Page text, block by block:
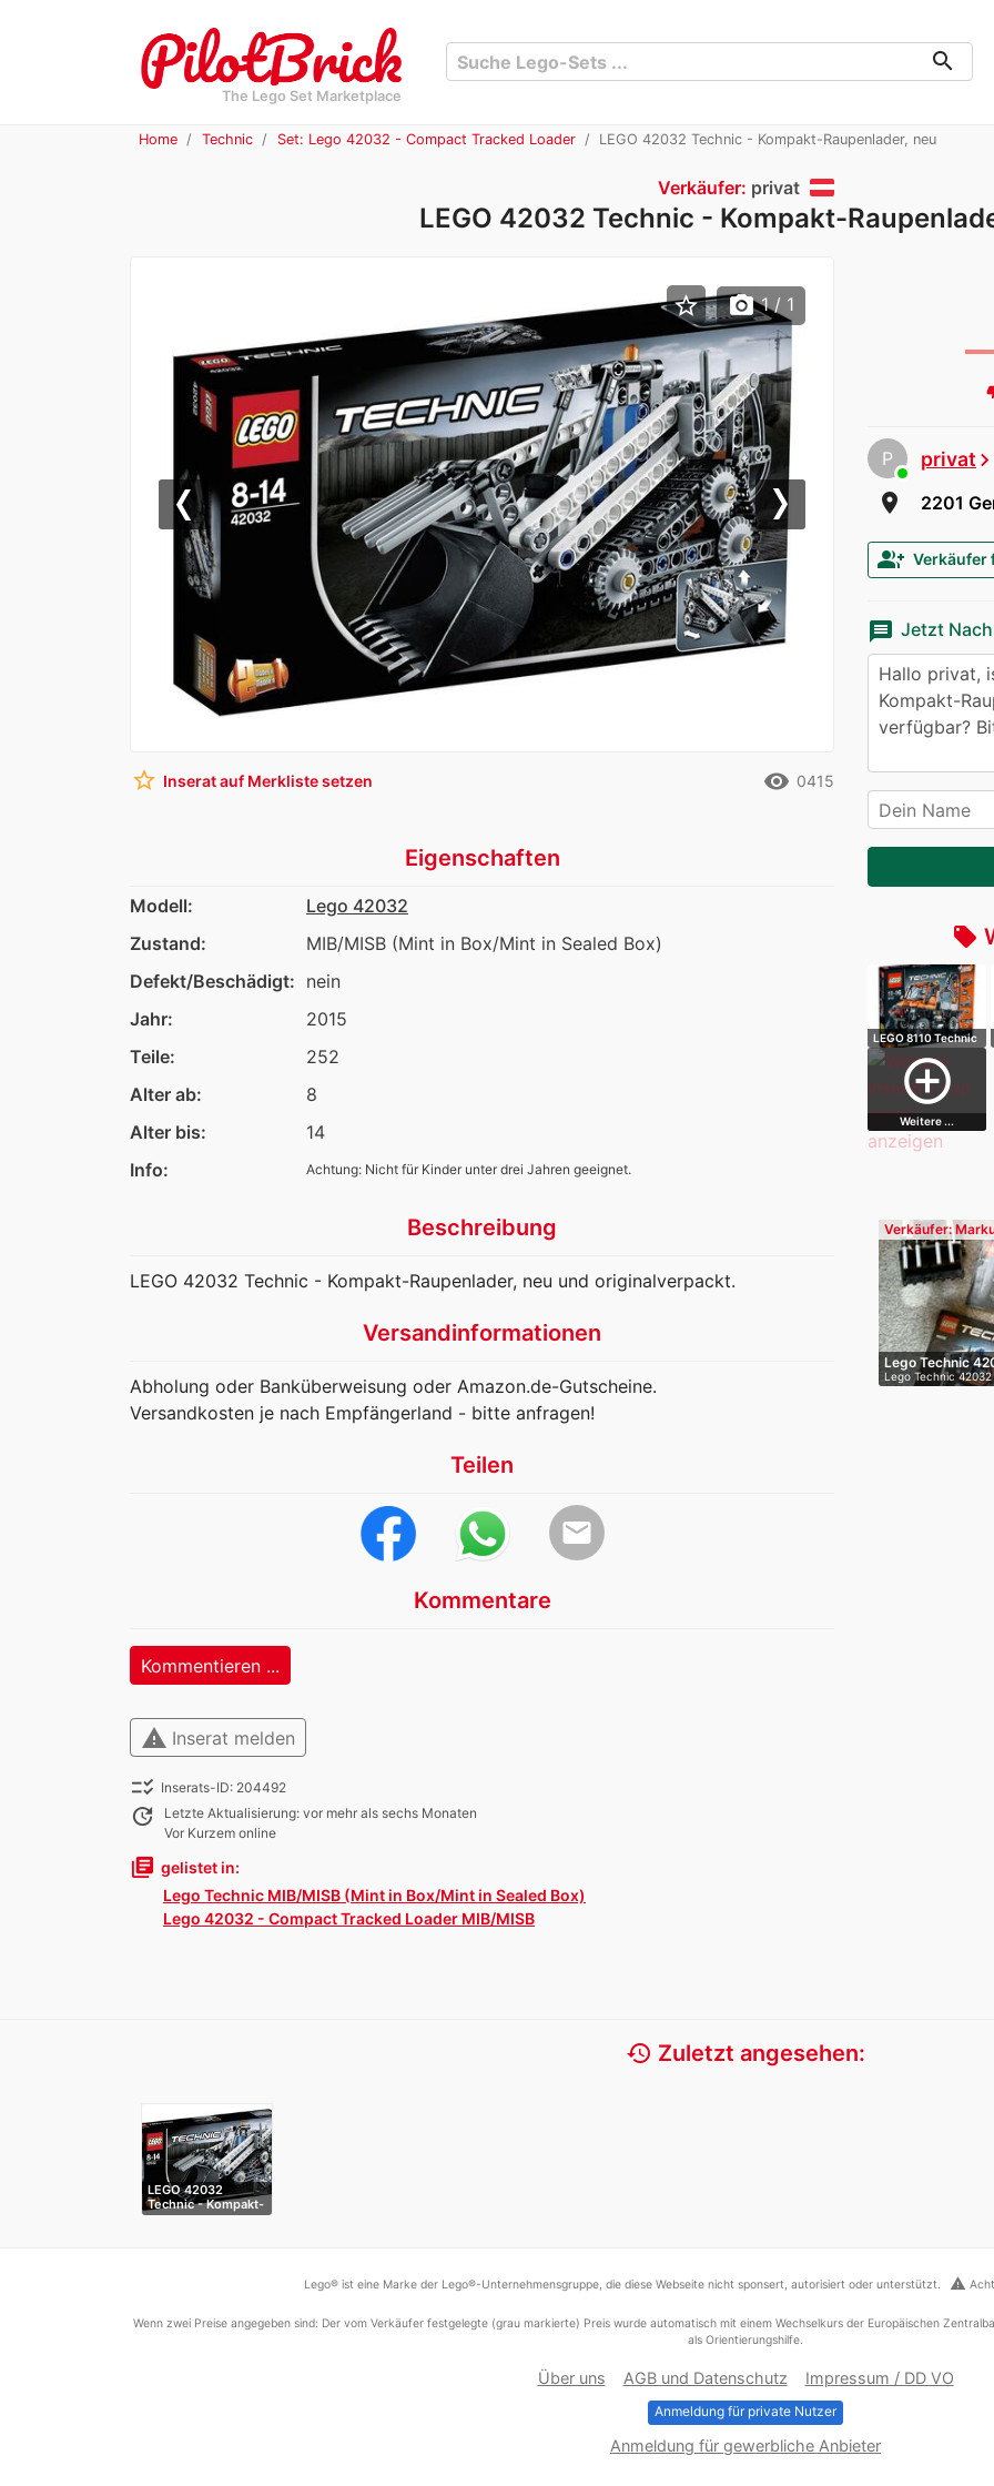
The Lego Set Marketplace
search
Home Technic Set: Lego 42032 - Compact Tracked Loader LEGO 42032 Technic - Kompakt-Raupenlader, neu
Verkäufer: privat
LEGO 42032 Technic - Kompakt-
P privatchevron_right
room 2201
group_add Verkäufer
message Jetzt
local_offer
LEGO 8110 Technic
- Unimog U4…
add_circle_outline
Weitere ...
Verkäufer:
Lego Technic
Lego Technic
Previous Next
star_border photo_camera 1/ 1
star_border Inserat auf Merkliste setzen remove_red_eye 0415
Eigenschaften
Modell:
Lego 42032
Zustand:
MIB/MISB (Mint in Box/Mint in Sealed Box)
Defekt/Beschädigt: nein
Jahr:
2015
Teile:
252
Alter ab:
8
Alter bis:
14
Info:
Achtung: Nicht für Kinder unter drei Jahren geeignet.
Beschreibung
LEGO 42032 Technic - Kompakt-Raupenlader, neu und originalverpackt.
Versandinformationen
Abholung oder Banküberweisung oder Amazon.de-Gutscheine.
Versandkosten je nach Empfängerland - bitte anfragen!
Teilen
email
Kommentare
Kommentieren ...
warning Inserat melden
checklist_rtl Inserats-ID: 204492
update
Letzte Aktualisierung: vor mehr als sechs Monaten
Vor Kurzem online
library_books gelistet in:
Lego Technic MIB/MISB (Mint in Box/Mint in Sealed Box)
Lego 42032 - Compact Tracked Loader MIB/MISB
history Zuletzt angesehen:
LEGO 42032
Technic - Kompakt-
…
Lego® ist eine Marke der Lego®-Unternehmensgruppe, die diese Webseite nicht sponsert, autorisiert oder unterstützt. warning
Wenn zwei Preise angegeben sind: Der vom Verkäufer festgelegte (grau markierte) Preis wurde automatisch mit einem Wechselkurs der Europäischen
als Orientierungshilfe.
Über uns AGB und Datenschutz Impressum / DD VO
Anmeldung für private Nutzer
Anmeldung für gewerbliche Anbieter